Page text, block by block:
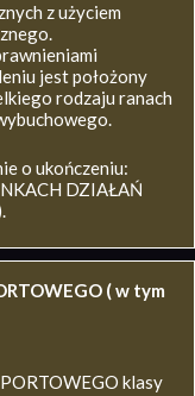
z użyciem
jest położony
rodzaju ranach
o ukończeniu:
DZIAŁAŃ
( w tym
klasy